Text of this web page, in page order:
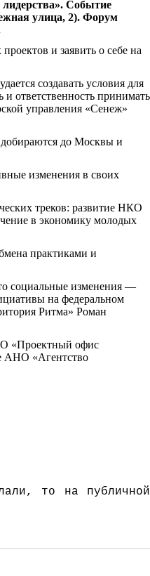
Событие
улица, 2). Форум
и заявить о себе на
создавать условия для
ответственность принимать
управления «Сенеж»
до Москвы и
изменения в своих
треков: развитие НКО
в экономику молодых
практиками и
социальные изменения —
на федеральном
Ритма» Роман
«Проектный офис
АНО «Агентство
то на публичной